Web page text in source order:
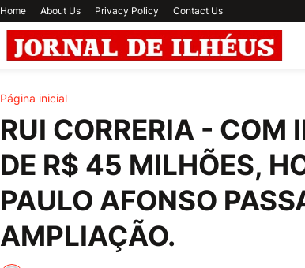
Home About Us Privacy Policy Contact Us
Página inicial
RUI CORRERIA - COM
DE R$ 45 MILHÕES,
PAULO AFONSO
AMPLIAÇÃO.